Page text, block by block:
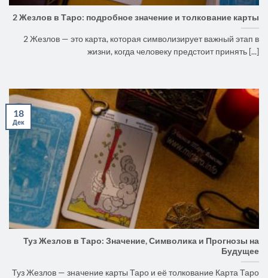
2 Жезлов в Таро: подробное значение и толкование карты
2 Жезлов — это карта, которая символизирует важный этап в
жизни, когда человеку предстоит принять [...]
Туз Жезлов в Таро: Значение, Символика и Прогнозы на
Будущее
Туз Жезлов — значение карты Таро и её толкование Карта Таро
18
Дек